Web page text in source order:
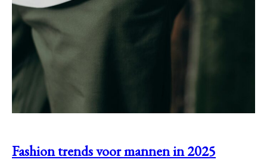
Fashion trends voor mannen in 2025